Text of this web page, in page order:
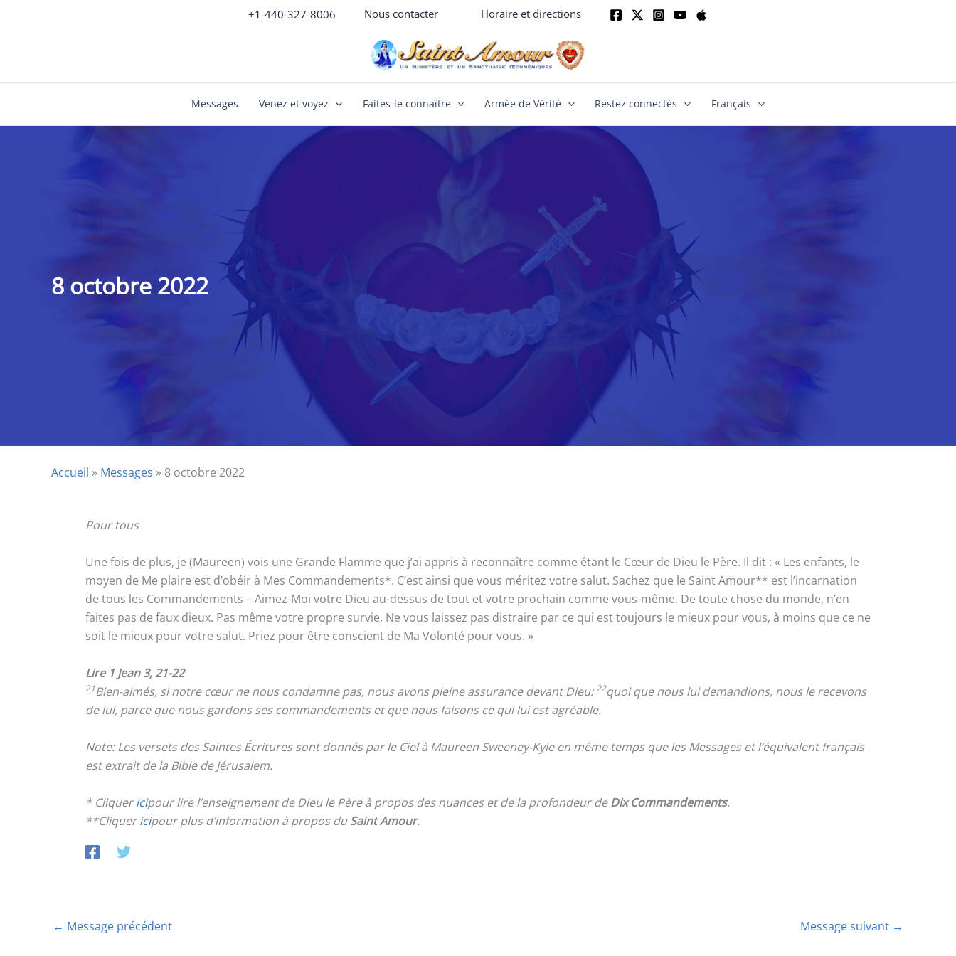
au
+1-440-327-8006 Nous contacter Horaire et directions
Messages Venez et voyez Faites-le connaître Armée de Vérité Restez connectés Français
8 octobre 2022
Accueil » Messages » 8 octobre 2022
Pour tous
Une fois de plus, je (Maureen) vois une Grande Flamme que j’ai appris à reconnaître comme étant le Cœur de Dieu le Père. Il dit : « Les enfants, le
moyen de Me plaire est d’obéir à Mes Commandements*. C’est ainsi que vous méritez votre salut. Sachez que le Saint Amour** est l’incarnation
de tous les Commandements – Aimez-Moi votre Dieu au-dessus de tout et votre prochain comme vous-même. De toute chose du monde, n’en
faites pas de faux dieux. Pas même votre propre survie. Ne vous laissez pas distraire par ce qui est toujours le mieux pour vous, à moins que ce ne
soit le mieux pour votre salut. Priez pour être conscient de Ma Volonté pour vous. »
Lire 1 Jean 3, 21-22
21Bien-aimés, si notre cœur ne nous condamne pas, nous avons pleine assurance devant Dieu:22quoi que nous lui demandions, nous le recevons
de lui, parce que nous gardons ses commandements et que nous faisons ce qui lui est agréable.
Note: Les versets des Saintes Écritures sont donnés par le Ciel à Maureen Sweeney-Kyle en même temps que les Messages et l’équivalent français
est extrait de la Bible de Jérusalem.
* Cliquericipour lire l’enseignement de Dieu le Père à propos des nuances et de la profondeur deDix Commandements.
**Cliquericipour plus d’information à propos duSaint Amour.
← Message précédent Message suivant →